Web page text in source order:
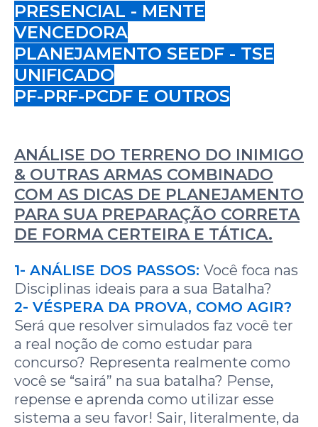
PRESENCIAL - MENTE
VENCEDORA
PLANEJAMENTO SEEDF - TSE
UNIFICADO
PF-PRF-PCDF E OUTROS
ANÁLISE DO TERRENO DO INIMIGO
& OUTRAS ARMAS COMBINADO
COM AS DICAS DE PLANEJAMENTO
PARA SUA PREPARAÇÃO CORRETA
DE FORMA CERTEIRA E TÁTICA.
1- ANÁLISE DOS PASSOS: Você foca nas
Disciplinas ideais para a sua Batalha?
2- VÉSPERA DA PROVA, COMO AGIR?
Será que resolver simulados faz você ter
a real noção de como estudar para
concurso? Representa realmente como
você se “sairá” na sua batalha? Pense,
repense e aprenda como utilizar esse
sistema a seu favor! Sair, literalmente, da